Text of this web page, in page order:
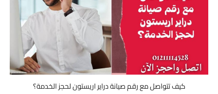
كيف تتواصل مع رقم صيانة دراير اريستون لحجز الخدمة؟